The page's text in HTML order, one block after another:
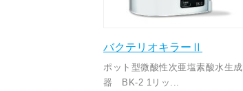
バクテリオキラーⅡ
ポット型微酸性次亜塩素酸水生成
器 BK-2 1リッ...